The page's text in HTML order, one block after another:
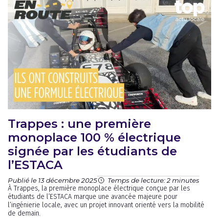
Trappes : une première
monoplace 100 % électrique
signée par les étudiants de
l’ESTACA
Publié le 13 décembre 2025 Temps de lecture: 2 minutes
À Trappes, la première monoplace électrique conçue par les
étudiants de l’ESTACA marque une avancée majeure pour
l’ingénierie locale, avec un projet innovant orienté vers la mobilité
de demain.